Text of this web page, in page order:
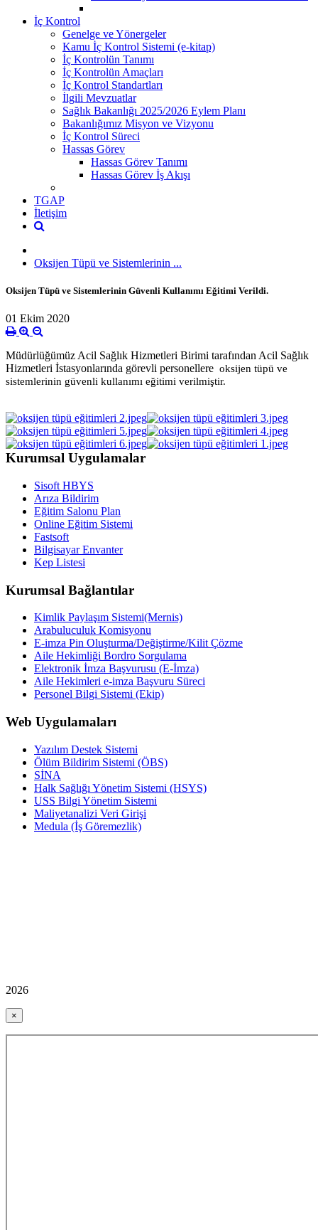
İç Kontrol
Genelge ve Yönergeler
Kamu İç Kontrol Sistemi (e-kitap)
İç Kontrolün Tanımı
İç Kontrolün Amaçları
İç Kontrol Standartları
İlgili Mevzuatlar
Sağlık Bakanlığı 2025/2026 Eylem Planı
Bakanlığımız Misyon ve Vizyonu
İç Kontrol Süreci
Hassas Görev
Hassas Görev Tanımı
Hassas Görev İş Akışı
TGAP
İletişim
Oksijen Tüpü ve Sistemlerinin ...
Oksijen Tüpü ve Sistemlerinin Güvenli Kullanımı Eğitimi Verildi.
01 Ekim 2020
Müdürlüğümüz Acil Sağlık Hizmetleri Birimi tarafından Acil Sağlık
Hizmetleri İstasyonlarında görevli personellere oksijen tüpü ve
sistemlerinin güvenli kullanımı eğitimi verilmiştir.
Kurumsal Uygulamalar
Sisoft HBYS
Arıza Bildirim
Eğitim Salonu Plan
Online Eğitim Sistemi
Fastsoft
Bilgisayar Envanter
Kep Listesi
Kurumsal Bağlantılar
Kimlik Paylaşım Sistemi(Mernis)
Arabuluculuk Komisyonu
E-imza Pin Oluşturma/Değiştirme/Kilit Çözme
Aile Hekimliği Bordro Sorgulama
Elektronik İmza Başvurusu (E-İmza)
Aile Hekimleri e-imza Başvuru Süreci
Personel Bilgi Sistemi (Ekip)
Web Uygulamaları
Yazılım Destek Sistemi
Ölüm Bildirim Sistemi (ÖBS)
SİNA
Halk Sağlığı Yönetim Sistemi (HSYS)
USS Bilgi Yönetim Sistemi
Maliyetanalizi Veri Girişi
Medula (İş Göremezlik)
2026
×